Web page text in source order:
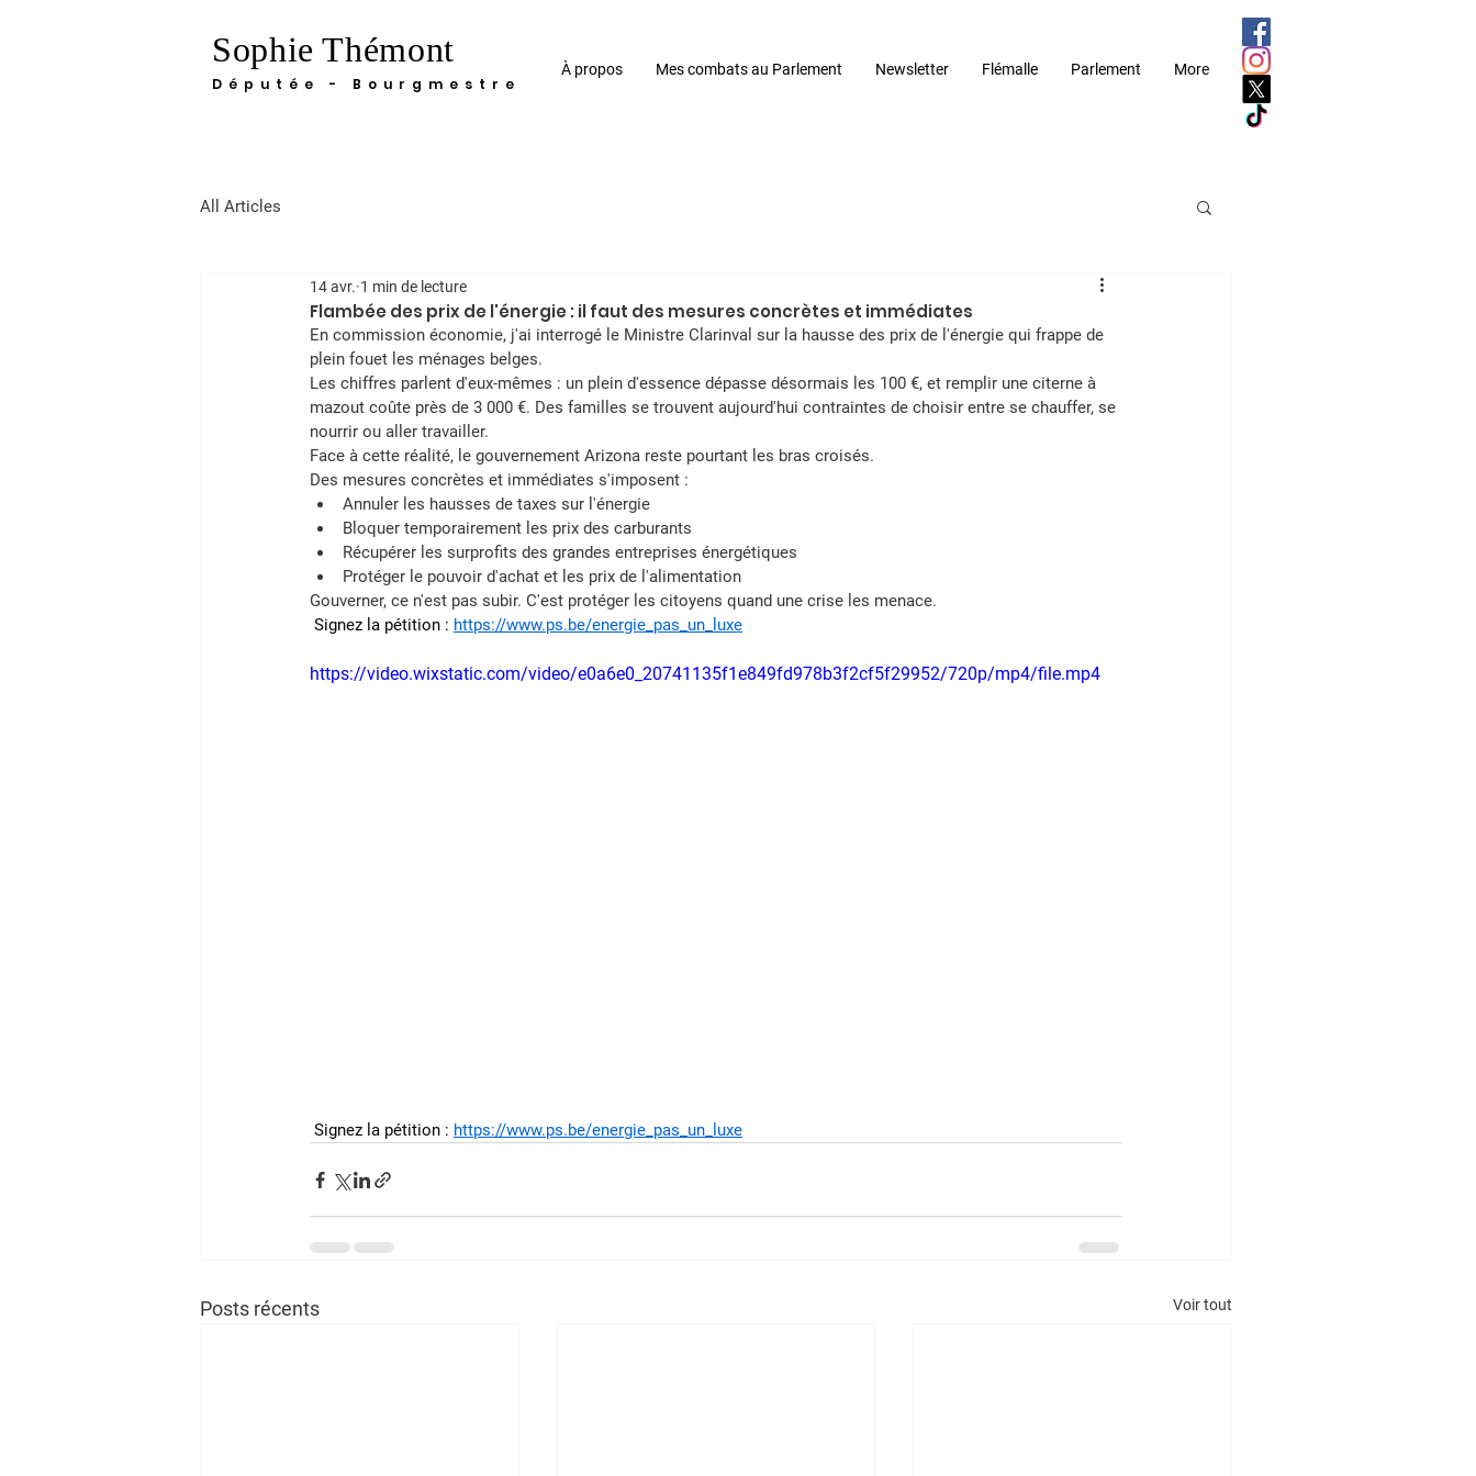
Sophie Thémont À propos Mes combats au Parlement Newsletter Flémalle Parlement More
Députée - Bourgmestre
All Articles
Flambée des prix de l'énergie : il faut des mesures concrètes et immédiates
14 avr. 1 min de lecture
En commission économie, j'ai interrogé le Ministre Clarinval sur la hausse des prix de l'énergie qui frappe de
plein fouet les ménages belges.
Les chiffres parlent d'eux-mêmes : un plein d'essence dépasse désormais les 100 €, et remplir une citerne à
mazout coûte près de 3 000 €. Des familles se trouvent aujourd'hui contraintes de choisir entre se chauffer, se
nourrir ou aller travailler.
Face à cette réalité, le gouvernement Arizona reste pourtant les bras croisés.
Des mesures concrètes et immédiates s'imposent :
Annuler les hausses de taxes sur l'énergie
Bloquer temporairement les prix des carburants
Récupérer les surprofits des grandes entreprises énergétiques
Protéger le pouvoir d'achat et les prix de l'alimentation
Gouverner, ce n'est pas subir. C'est protéger les citoyens quand une crise les menace.
Signez la pétition : https://www.ps.be/energie_pas_un_luxe
https://video.wixstatic.com/video/e0a6e0_20741135f1e849fd978b3f2cf5f29952/720p/mp4/file.mp4
Signez la pétition : https://www.ps.be/energie_pas_un_luxe
Posts récents Voir tout